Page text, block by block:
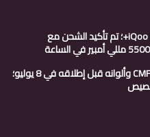
الكشف عن تاريخ إطلاق iQoo Neo 9s Pro+؛ تم تأكيد الشحن مع
الكشف عن تصميم هاتف CMF Phone 1 وألوانه قبل إطلاقه في 8 يوليو؛